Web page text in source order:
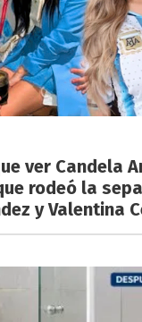
ver Candela
rodeó la
y Valentina